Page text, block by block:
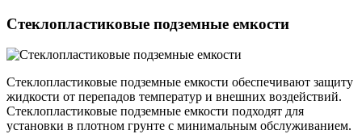
Стеклопластиковые подземные емкости
Стеклопластиковые подземные емкости обеспечивают защиту
жидкости от перепадов температур и внешних воздействий.
Стеклопластиковые подземные емкости подходят для
установки в плотном грунте с минимальным обслуживанием.